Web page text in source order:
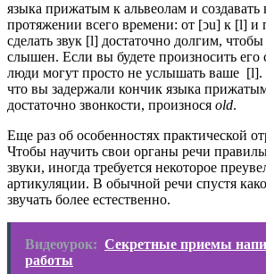
языка прижатым к альвеолам и
протяжении всего времени: от [ͻu] к [l]
сделать звук [l] достаточно долгим,
слышен. Если вы будете произносить его
люди могут просто не услышать ваше [l].
что вы задержали кончик языка
достаточно звонкости, произнося old.
Еще раз об особенностях практической
Чтобы научить свои органы речи
звуки, иногда требуется некоторое
артикуляции. В обычной речи спустя
звучать более естественно.
Видеоурок: Секретные приемы
работы